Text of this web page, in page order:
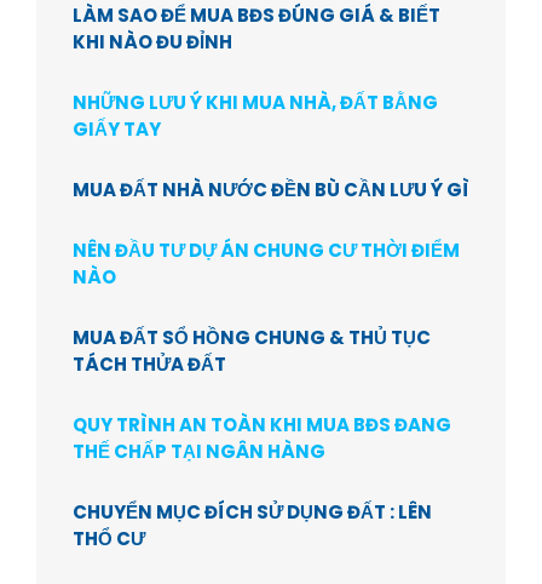
LÀM SAO ĐỂ MUA BĐS ĐÚNG GIÁ & BIẾT
KHI NÀO ĐU ĐỈNH
NHỮNG LƯU Ý KHI MUA NHÀ, ĐẤT BẰNG
GIẤY TAY
MUA ĐẤT NHÀ NƯỚC ĐỀN BÙ CẦN LƯU Ý GÌ
NÊN ĐẦU TƯ DỰ ÁN CHUNG CƯ THỜI ĐIỂM
NÀO
MUA ĐẤT SỔ HỒNG CHUNG & THỦ TỤC
TÁCH THỬA ĐẤT
QUY TRÌNH AN TOÀN KHI MUA BĐS ĐANG
THẾ CHẤP TẠI NGÂN HÀNG
CHUYỂN MỤC ĐÍCH SỬ DỤNG ĐẤT : LÊN
THỔ CƯ